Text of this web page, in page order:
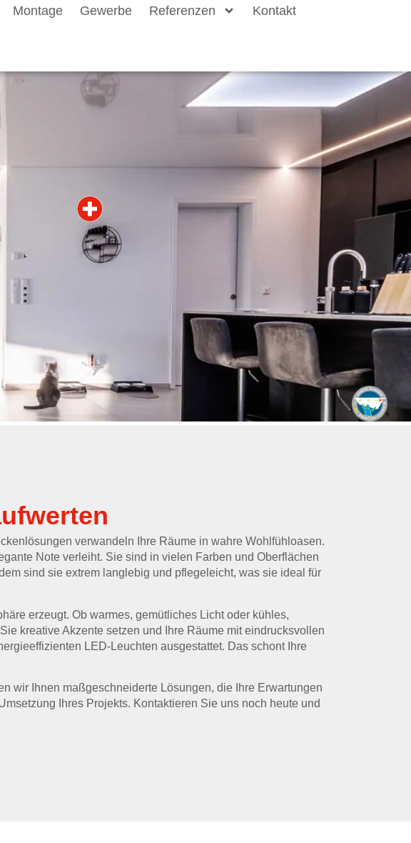
Montage Gewerbe Referenzen Kontakt
verwandeln Ihre Räume in wahre Wohlfühloasen.
Note verleiht. Sie sind in vielen Farben und Oberflächen
sind sie extrem langlebig und pflegeleicht, was sie ideal für
erzeugt. Ob warmes, gemütliches Licht oder kühles,
kreative Akzente setzen und Ihre Räume mit eindrucksvollen
LED-Leuchten ausgestattet. Das schont Ihre
wir Ihnen maßgeschneiderte Lösungen, die Ihre Erwartungen
Ihres Projekts. Kontaktieren Sie uns noch heute und